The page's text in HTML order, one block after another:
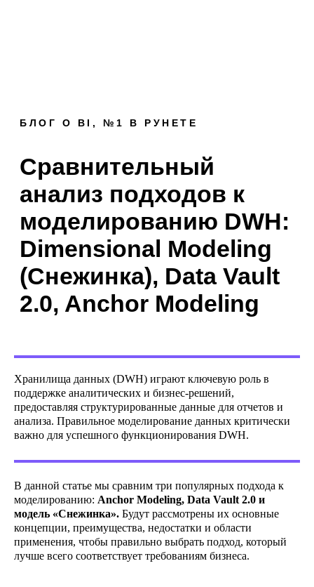
Сравнительный
моделированию DWH:
Dimensional Modeling
(Снежинка), Data Vault
2.0, Anchor Modeling
Хранилища данных (DWH) играют ключевую роль в
поддержке аналитических и бизнес-решений,
предоставляя структурированные данные для отчетов и
анализа. Правильное моделирование данных критически
важно для успешного функционирования DWH.
В данной статье мы сравним три популярных подхода к
моделированию: Anchor Modeling, Data Vault 2.0 и
модель «Снежинка». Будут рассмотрены их основные
концепции, преимущества, недостатки и области
применения, чтобы правильно выбрать подход, который
лучше всего соответствует требованиям бизнеса.